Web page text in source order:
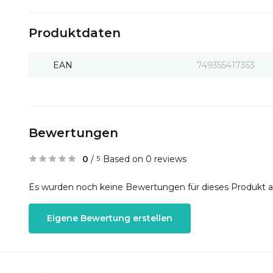
Produktdaten
EAN 749355417353
Bewertungen
0 / 5 Based on 0 reviews
Es wurden noch keine Bewertungen für dieses Produkt
Eigene Bewertung erstellen